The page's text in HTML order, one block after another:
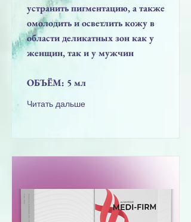
устранить пигментацию, а также
омолодить и осветлить кожу в
области деликатных зон как у
женщин, так и у мужчин
ОБЪЁМ: 5 мл
Читать дальше